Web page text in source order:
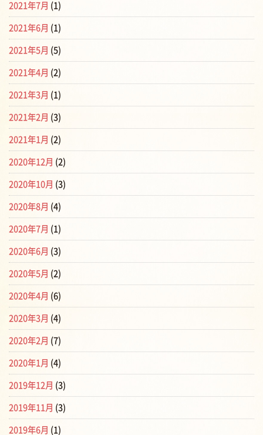
2021年7月 (1)
2021年6月 (1)
2021年5月 (5)
2021年4月 (2)
2021年3月 (1)
2021年2月 (3)
2021年1月 (2)
2020年12月 (2)
2020年10月 (3)
2020年8月 (4)
2020年7月 (1)
2020年6月 (3)
2020年5月 (2)
2020年4月 (6)
2020年3月 (4)
2020年2月 (7)
2020年1月 (4)
2019年12月 (3)
2019年11月 (3)
2019年6月 (1)